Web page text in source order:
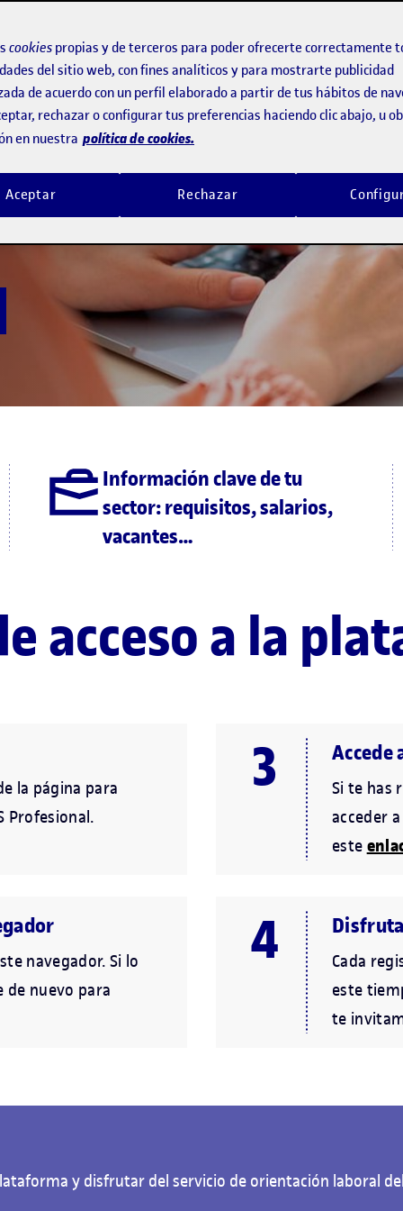
herramienta de
que identifica tus
tu perfil a las
Información clave de tu
sector: requisitos, salarios,
vacantes…
acceso a la
la página para
Profesional.
navegador. Si lo
nuevo para
Accede
Si te has
acceder
este
Cada
este
te
y disfrutar del servicio de orientación laboral
cookies propias y de terceros para poder ofrecerte correctamente
del sitio web, con fines analíticos y para mostrarte publicidad
de acuerdo con un perfil elaborado a partir de tus hábitos de
rechazar o configurar tus preferencias haciendo clic abajo, u
en nuestra política de cookies.
Rechazar
Aceptar